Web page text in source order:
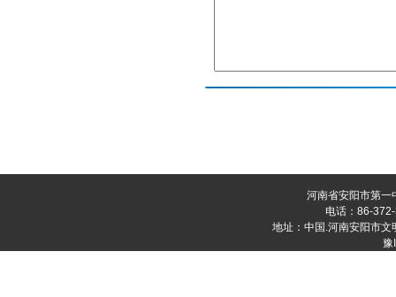
河南省安阳市第
电话：86-
地址：中国.河南安阳市
豫